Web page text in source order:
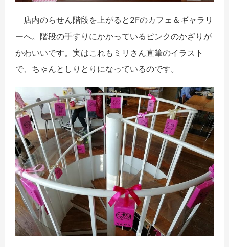
店内のらせん階段を上がると2Fのカフェ＆ギャラリ
ーへ。階段の手すりにかかっているピンクのかざりが
かわいいです。実はこれもミリさん直筆のイラスト
で、ちゃんとしりとりになっているのです。